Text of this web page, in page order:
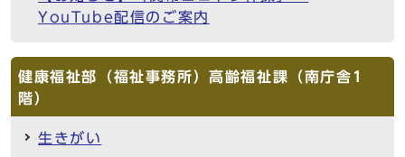
YouTube配信のご案内
健康福祉部（福祉事務所）高齢福祉課（南庁舎1
階）
生きがい